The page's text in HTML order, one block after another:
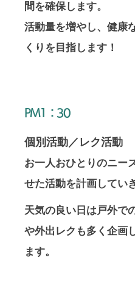
間を確保します。
活動量を増やし、健康
くりを目指します！
​PM1：30
​個別活動／レク活動
お一人おひとりのニー
せた活動を計画してい
天気の良い日は戸外で
や外出レクも多く企画
ます。